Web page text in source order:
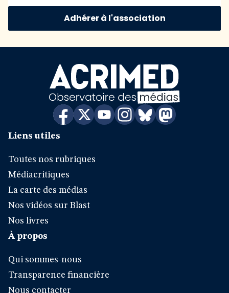
Adhérer à l'association
Liens utiles
Toutes nos rubriques
Médiacritiques
La carte des médias
Nos vidéos sur Blast
Nos livres
À propos
Qui sommes-nous
Transparence financière
Nous contacter